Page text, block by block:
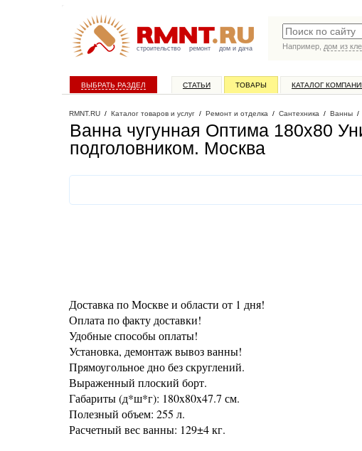
строительство ремонт дом и дача
Например, дом из
ВЫБРАТЬ РАЗДЕЛ СТАТЬИ ТОВАРЫ КАТАЛОГ
RMNT.RU / Каталог товаров и услуг / Ремонт и отделка / Сантехника / Ванны /
Ванна чугунная Оптима 180х80
подголовником. Москва
Доставка по Москве и области от 1 дня!
Оплата по факту доставки!
Удобные способы оплаты!
Установка, демонтаж вывоз ванны!
Прямоугольное дно без скруглений.
Выраженный плоский борт.
Габариты (д*ш*г): 180x80x47.7 см.
Полезный объем: 255 л.
Расчетный вес ванны: 129±4 кг.